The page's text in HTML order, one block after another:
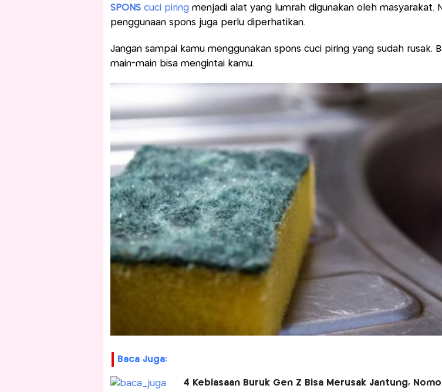
SPONS cuci piringmenjadi alat yang lumrah digunakan oleh masyarakat.
penggunaan spons juga perlu diperhatikan.
Jangan sampai kamu menggunakan spons cuci piring yang sudah rusak.
main-main bisa mengintai kamu.
Baca Juga:
4 Kebiasaan Buruk Gen Z Bisa Merusak Jantung,